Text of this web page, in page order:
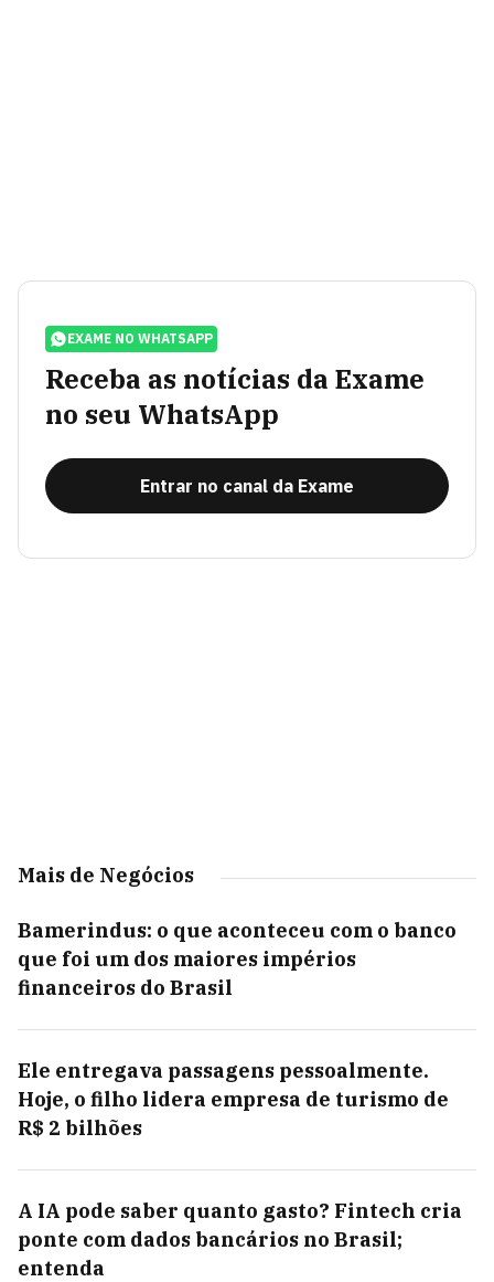
EXAME NO WHATSAPP
Receba as notícias da Exame
no seu WhatsApp
Entrar no canal da Exame
Mais de Negócios
Bamerindus: o que aconteceu com o banco
que foi um dos maiores impérios
financeiros do Brasil
Ele entregava passagens pessoalmente.
Hoje, o filho lidera empresa de turismo de
R$ 2 bilhões
A IA pode saber quanto gasto? Fintech cria
ponte com dados bancários no Brasil;
entenda